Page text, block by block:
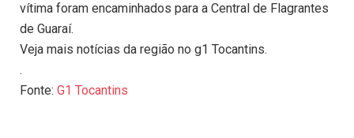
vítima foram encaminhados para a Central de Flagrantes
de Guaraí.
Veja mais notícias da região no g1 Tocantins.
.
Fonte: G1 Tocantins